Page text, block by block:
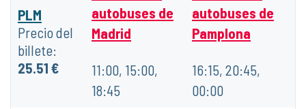
PLM
Precio del
billete:
25.51 €
autobuses de
Madrid
11:00, 15:00,
18:45
autobuses de
Pamplona
16:15, 20:45,
00:00